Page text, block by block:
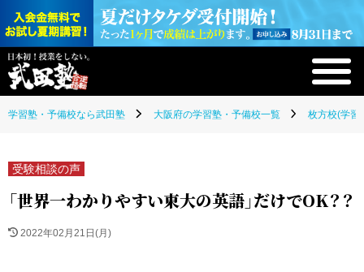
学習塾・予備校なら武田塾 大阪府の学習塾・予備校一覧 枚方校(学習
受験相談の声
「世界一わかりやすい東大の英語」だけでOK？？
2022年02月21日(月)